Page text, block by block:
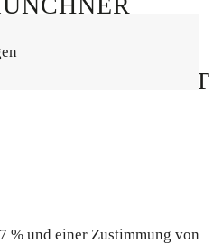
% und einer Zustimmung von